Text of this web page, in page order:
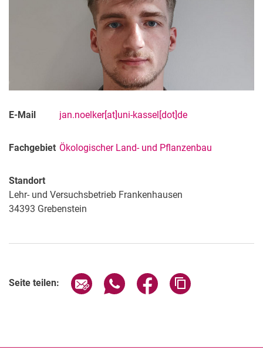
E-Mail jan.noelker[at]uni-kassel[dot]de
Fachgebiet Ökologischer Land- und Pflanzenbau
Standort
Lehr- und Versuchsbetrieb Frankenhausen
34393 Grebenstein
Seite teilen: Seite über E-Mail teilen
Seite über WhatsApp teilen
Seite über Facebook